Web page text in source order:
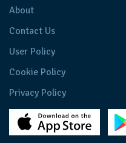
About
Contact Us
User Policy
Cookie Policy
Privacy Policy